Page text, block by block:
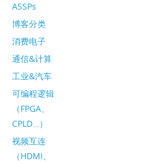
ASSPs
博客分类
消费电子
通信&计算
工业&汽车
可编程逻辑
（FPGA、
CPLD…）
视频互连
（HDMI、